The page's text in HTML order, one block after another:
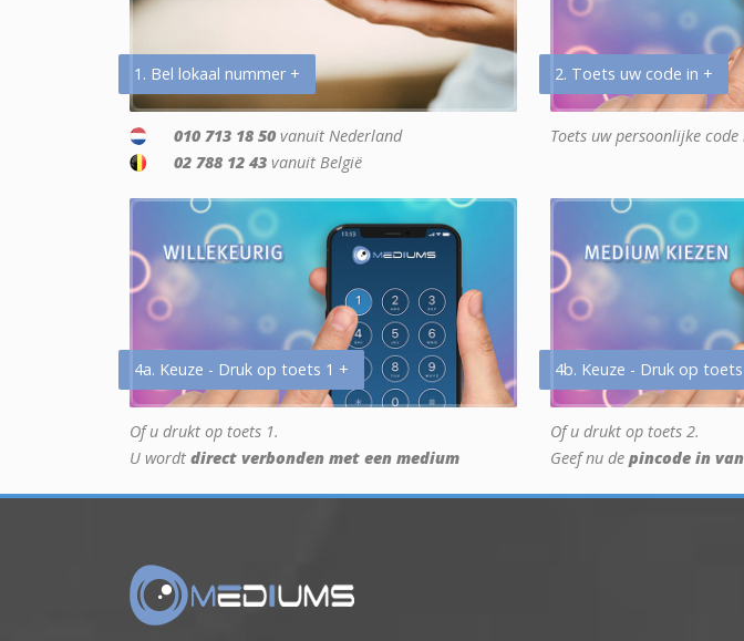
1. Bel lokaal nummer +
010 713 18 50 vanuit Nederland
02 788 12 43 vanuit België
2. Toets uw code in +
Toets uw persoonlijke code
4a. Keuze - Druk op toets 1 +
Of u drukt op toets 1.
U wordt direct verbonden met een medium
4b. Keuze - Druk op
Of u drukt op toets 2.
Geef nu de pincode in